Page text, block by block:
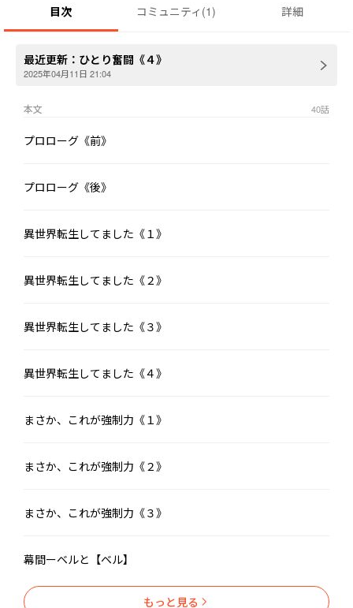
目次 コミュニティ (1) 詳細
最近更新： ひとり奮闘《４》
2025年04月11日 21:04
本文 40話
プロローグ《前》
プロローグ《後》
異世界転生してました《１》
異世界転生してました《２》
異世界転生してました《３》
異世界転生してました《４》
まさか、これが強制力《１》
まさか、これが強制力《２》
まさか、これが強制力《３》
幕間ーベルと【ベル】
もっと見る